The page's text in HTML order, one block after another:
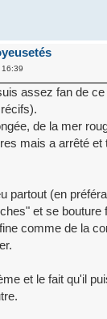
assez fan de
de la mer
mais a arrêté
partout (en
et se
comme de la
et le fait qu'il